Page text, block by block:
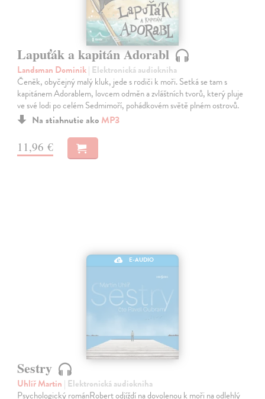
Lapuťák a kapitán Adorabl
Landsman Dominik| Elektronická audiokniha
Čeněk, obyčejný malý kluk, jede s rodiči k moři. Setká se tam s
kapitánem Adorablem, lovcem odměn a zvláštních tvorů, který pluje
ve své lodi po celém Sedmimoří, pohádkovém světě plném ostrovů.
Na stiahnutie ako MP3
11,96 €
E-AUDIO
Sestry
Uhlíř Martin | Elektronická audiokniha
Psychologický románRobert odjíždí na dovolenou k moři na odlehlý